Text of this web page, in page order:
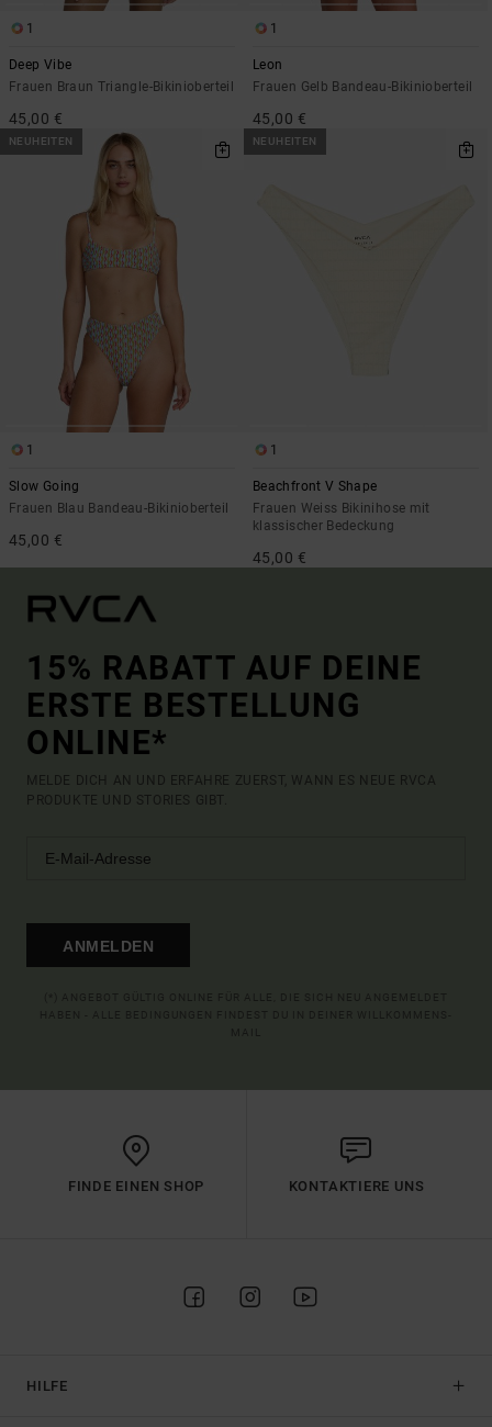
1
Deep Vibe
Frauen Braun Triangle-Bikinioberteil
45,00 €
1
Leon
Frauen Gelb Bandeau-Bikinioberteil
45,00 €
NEUHEITEN
1
Slow Going
Frauen Blau Bandeau-Bikinioberteil
45,00 €
NEUHEITEN
1
Beachfront V Shape
Frauen Weiss Bikinihose mit
klassischer Bedeckung
45,00 €
15% RABATT AUF DEINE
ERSTE BESTELLUNG
ONLINE*
MELDE DICH AN UND ERFAHRE ZUERST, WANN ES NEUE RVCA
PRODUKTE UND STORIES GIBT.
ANMELDEN
FINDE EINEN SHOP KONTAKTIERE UNS
HILFE